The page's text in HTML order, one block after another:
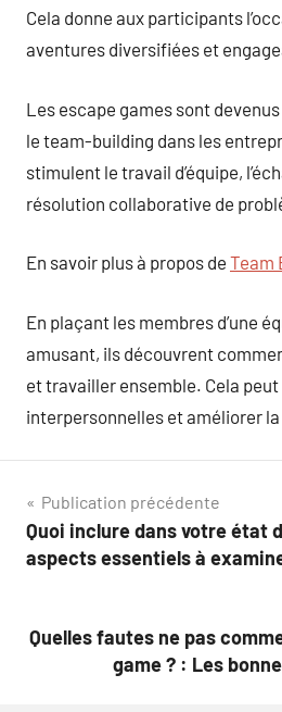
Cela donne aux participants
aventures diversifiées et
Les escape games sont
le team-building dans les
stimulent le travail d’équipe,
résolution collaborative de
En savoir plus à propos de Team
En plaçant les membres d’une
amusant, ils découvrent
et travailler ensemble. Cela
interpersonnelles et améliorer
Navigation
de
Publication précédente
Quoi inclure dans votre état
aspects essentiels à
Quelles fautes ne pas
game ? : Les